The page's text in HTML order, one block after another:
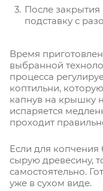
После
подставку с
Время
выбранной
процесса
коптильни,
капнув на крышку
испаряется
проходит
Если для
сырую древесину,
самостоятельно.
уже в сухом виде.